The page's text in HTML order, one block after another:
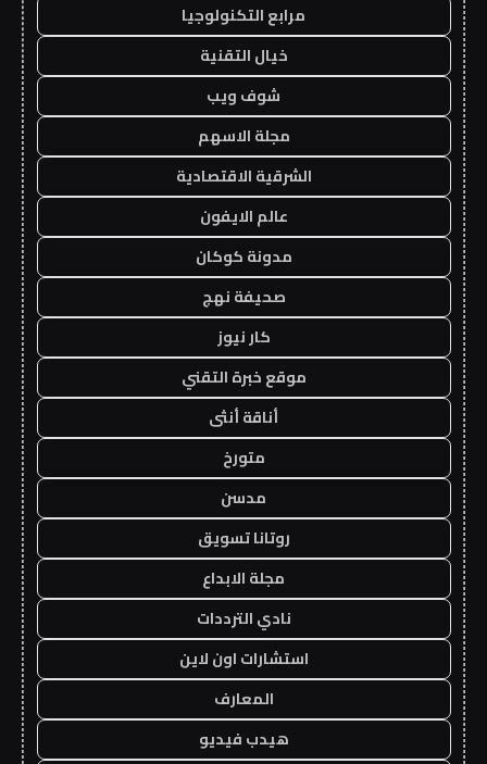
مرابع التكنولوجيا
خيال التقنية
شوف ويب
مجلة الاسهم
الشرقية الاقتصادية
عالم الايفون
مدونة كوكان
صحيفة نهج
كار نيوز
موقع خبرة التقني
أناقة أنثى
متورخ
مدسن
روتانا تسويق
مجلة الابداع
نادي الترددات
استشارات اون لاين
المعارف
هيدب فيديو